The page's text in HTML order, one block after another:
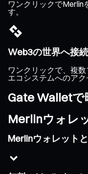
ワンクリックでMerlin
す。
Web3の世界へ接続
ワンクリックで、複
エコシステムへのアク
Gate Walletで
Merlinウォレ
Merlinウォレット